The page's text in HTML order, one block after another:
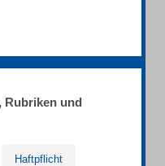
Rubriken und
Haftpflicht